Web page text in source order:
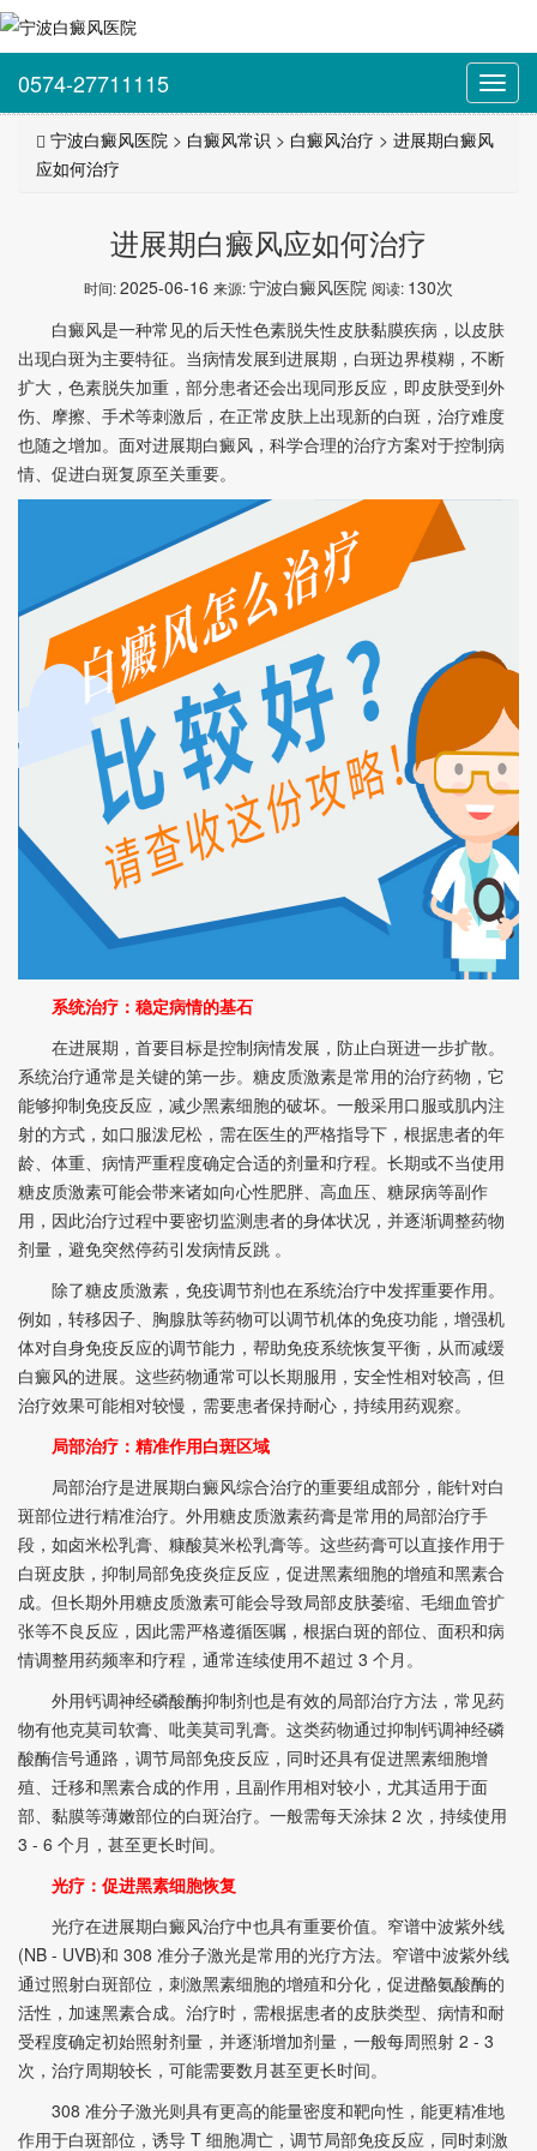
0574-27711115
宁波白癜风医院 > 白癜风常识 > 白癜风治疗 > 进展期白癜风
应如何治疗
进展期白癜风应如何治疗
时间:2025-06-16 来源:宁波白癜风医院 阅读: 130次
白癜风是一种常见的后天性色素脱失性皮肤黏膜疾病，以皮肤
出现白斑为主要特征。当病情发展到进展期，白斑边界模糊，不断
扩大，色素脱失加重，部分患者还会出现同形反应，即皮肤受到外
伤、摩擦、手术等刺激后，在正常皮肤上出现新的白斑，治疗难度
也随之增加。面对进展期白癜风，科学合理的治疗方案对于控制病
情、促进白斑复原至关重要。
系统治疗：稳定病情的基石
在进展期，首要目标是控制病情发展，防止白斑进一步扩散。
系统治疗通常是关键的第一步。糖皮质激素是常用的治疗药物，它
能够抑制免疫反应，减少黑素细胞的破坏。一般采用口服或肌内注
射的方式，如口服泼尼松，需在医生的严格指导下，根据患者的年
龄、体重、病情严重程度确定合适的剂量和疗程。长期或不当使用
糖皮质激素可能会带来诸如向心性肥胖、高血压、糖尿病等副作
用，因此治疗过程中要密切监测患者的身体状况，并逐渐调整药物
剂量，避免突然停药引发病情反跳 。
除了糖皮质激素，免疫调节剂也在系统治疗中发挥重要作用。
例如，转移因子、胸腺肽等药物可以调节机体的免疫功能，增强机
体对自身免疫反应的调节能力，帮助免疫系统恢复平衡，从而减缓
白癜风的进展。这些药物通常可以长期服用，安全性相对较高，但
治疗效果可能相对较慢，需要患者保持耐心，持续用药观察。
局部治疗：精准作用白斑区域
局部治疗是进展期白癜风综合治疗的重要组成部分，能针对白
斑部位进行精准治疗。外用糖皮质激素药膏是常用的局部治疗手
段，如卤米松乳膏、糠酸莫米松乳膏等。这些药膏可以直接作用于
白斑皮肤，抑制局部免疫炎症反应，促进黑素细胞的增殖和黑素合
成。但长期外用糖皮质激素可能会导致局部皮肤萎缩、毛细血管扩
张等不良反应，因此需严格遵循医嘱，根据白斑的部位、面积和病
情调整用药频率和疗程，通常连续使用不超过 3 个月。
外用钙调神经磷酸酶抑制剂也是有效的局部治疗方法，常见药
物有他克莫司软膏、吡美莫司乳膏。这类药物通过抑制钙调神经磷
酸酶信号通路，调节局部免疫反应，同时还具有促进黑素细胞增
殖、迁移和黑素合成的作用，且副作用相对较小，尤其适用于面
部、黏膜等薄嫩部位的白斑治疗。一般需每天涂抹 2 次，持续使用
3 - 6 个月，甚至更长时间。
光疗：促进黑素细胞恢复
光疗在进展期白癜风治疗中也具有重要价值。窄谱中波紫外线
(NB - UVB)和 308 准分子激光是常用的光疗方法。窄谱中波紫外线
通过照射白斑部位，刺激黑素细胞的增殖和分化，促进酪氨酸酶的
活性，加速黑素合成。治疗时，需根据患者的皮肤类型、病情和耐
受程度确定初始照射剂量，并逐渐增加剂量，一般每周照射 2 - 3
次，治疗周期较长，可能需要数月甚至更长时间。
308 准分子激光则具有更高的能量密度和靶向性，能更精准地
作用于白斑部位，诱导 T 细胞凋亡，调节局部免疫反应，同时刺激